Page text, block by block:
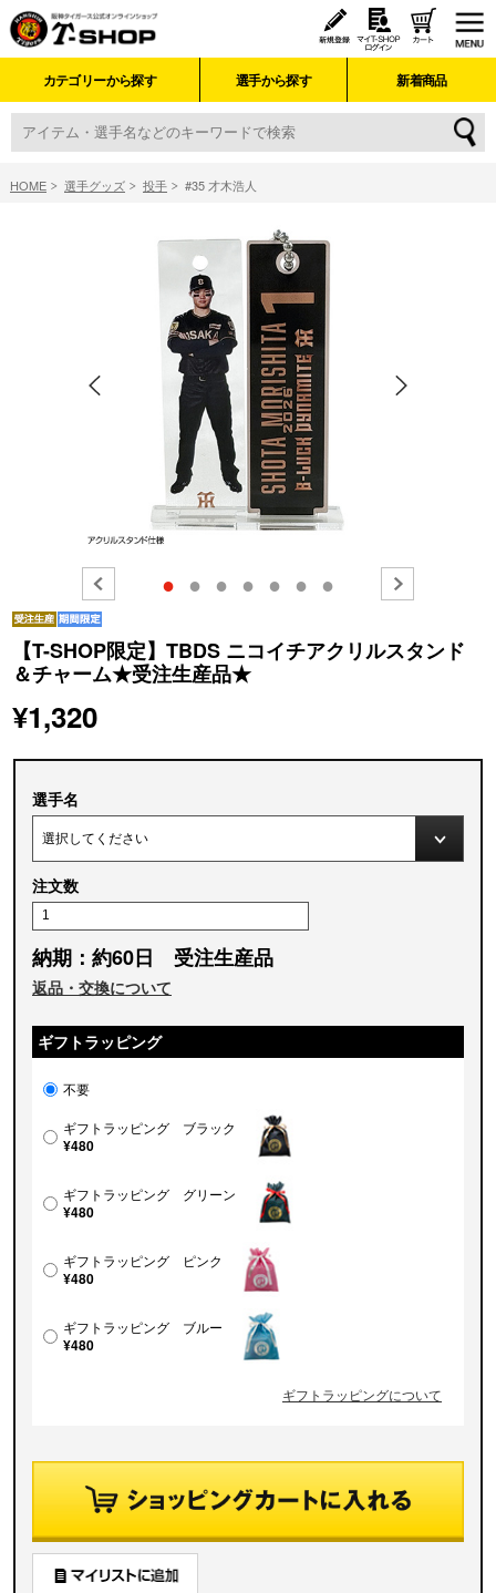
カテゴリーから探す 選手から探す 新着商品
HOME 選手グッズ 投手 #35 才木浩人
● ● ● ● ● ● ●
【T-SHOP限定】TBDS ニコイチアクリルスタンド
＆チャーム★受注生産品★
¥1,320
選手名
注文数
納期：約60日 受注生産品
返品・交換について
ギフトラッピング
不要
ギフトラッピング ブラック
¥480
ギフトラッピング グリーン
¥480
ギフトラッピング ピンク
¥480
ギフトラッピング ブルー
¥480
ギフトラッピングについて